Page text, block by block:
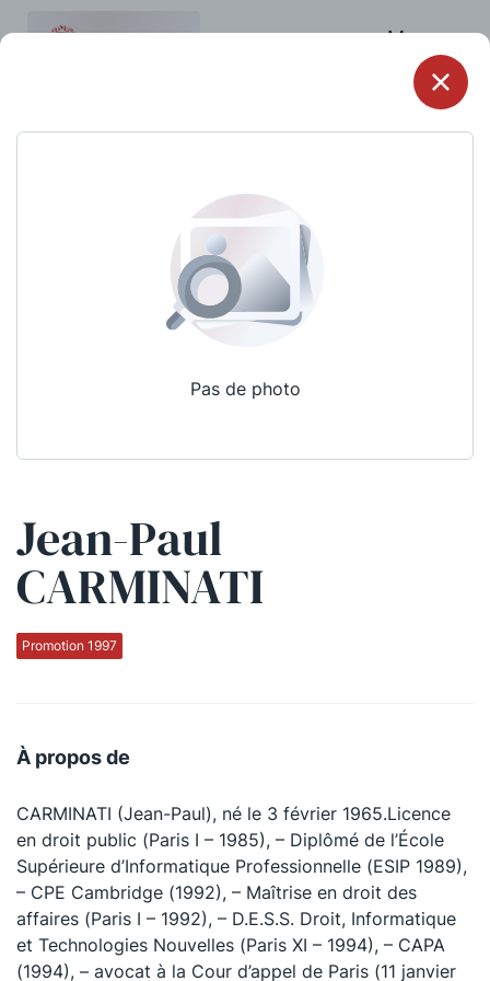
Menu
Pas de photo
Jean-Paul
CARMINATI
Promotion 1997
À propos de
CARMINATI (Jean-Paul), né le 3 février 1965.Licence
en droit public (Paris I – 1985), – Diplômé de l’École
Supérieure d’Informatique Professionnelle (ESIP 1989),
– CPE Cambridge (1992), – Maîtrise en droit des
affaires (Paris I – 1992), – D.E.S.S. Droit, Informatique
et Technologies Nouvelles (Paris XI – 1994), – CAPA
(1994), – avocat à la Cour d’appel de Paris (11 janvier
Qui sommes-nous ?
La Conférence
La défense pénale
Le Concours de la Conférence
La Conférence Berryer
La Petite Conférence